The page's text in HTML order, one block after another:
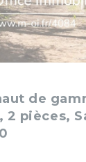
de
2 pièces,